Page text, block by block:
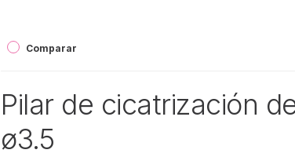
Comparar
Pilar de cicatrización
ø3.5